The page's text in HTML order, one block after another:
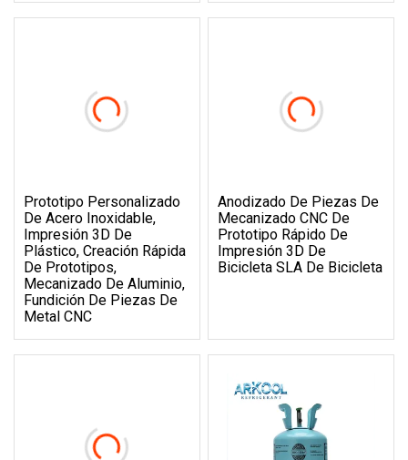
Prototipo Personalizado
De Acero Inoxidable,
Impresión 3D De
Plástico, Creación Rápida
De Prototipos,
Mecanizado De Aluminio,
Fundición De Piezas De
Metal CNC
Anodizado De Piezas De
Mecanizado CNC De
Prototipo Rápido De
Impresión 3D De
Bicicleta SLA De Bicicleta